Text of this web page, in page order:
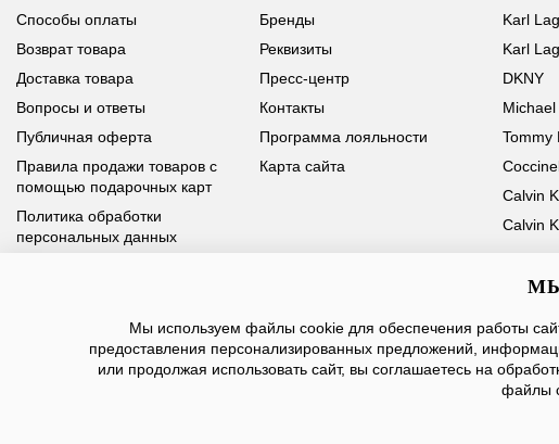
Способы оплаты
Возврат товара
Доставка товара
Вопросы и ответы
Публичная оферта
Правила продажи товаров с
помощью подарочных карт
Политика обработки
персональных данных
Бренды
Реквизиты
Пресс-центр
Контакты
Программа лояльности
Карта сайта
Karl
Karl
DKNY
Tommy
Calvin
Calvin
У вас возникли вопросы?
Позвоните нам по телефону8 800 100 93 39или заполните
форму, мы обязательно с вами свяжемся
Ваше
Нажимая
2026 ©BNSGroup — интернет-магазин модной одежды,
Мы используем файлы cookie для обеспечения работы
предоставления персонализированных предложений,
или продолжая использовать сайт, вы соглашаетесь на
файлы